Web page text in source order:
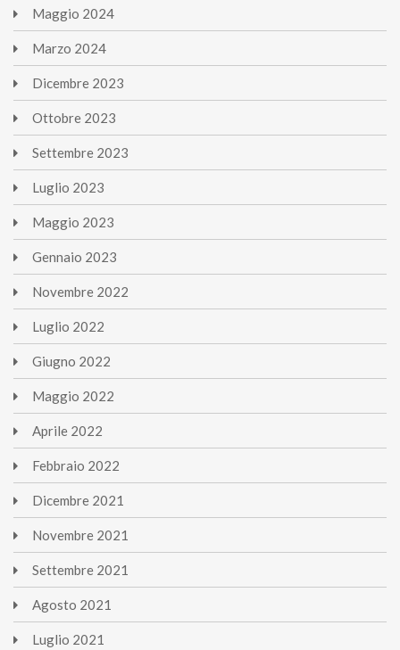
Maggio 2024
Marzo 2024
Dicembre 2023
Ottobre 2023
Settembre 2023
Luglio 2023
Maggio 2023
Gennaio 2023
Novembre 2022
Luglio 2022
Giugno 2022
Maggio 2022
Aprile 2022
Febbraio 2022
Dicembre 2021
Novembre 2021
Settembre 2021
Agosto 2021
Luglio 2021